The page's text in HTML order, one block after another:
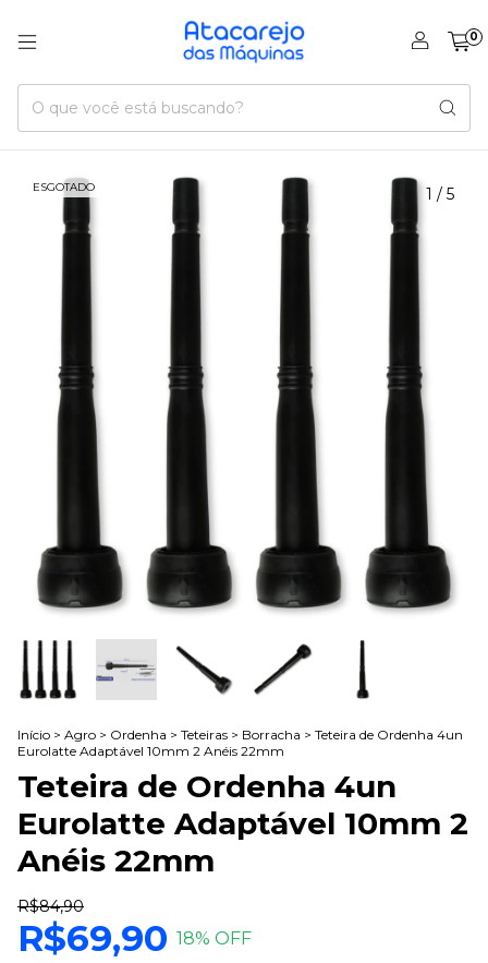
0
ESGOTADO 1 / 5
Início > Agro > Ordenha > Teteiras > Borracha > Teteira de Ordenha 4un
Eurolatte Adaptável 10mm 2 Anéis 22mm
Teteira de Ordenha 4un
Eurolatte Adaptável 10mm 2
Anéis 22mm
R$84,90
R$69,90 18% OFF